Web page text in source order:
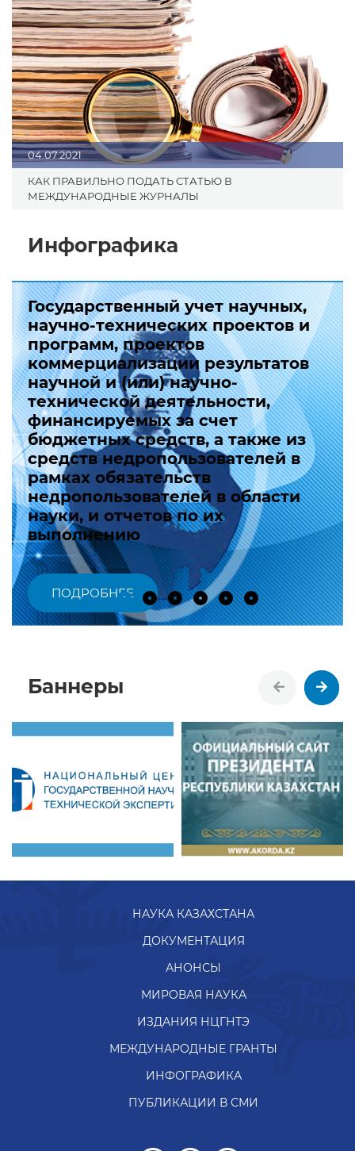
04.07.2021
КАК ПРАВИЛЬНО ПОДАТЬ СТАТЬЮ В
МЕЖДУНАРОДНЫЕ ЖУРНАЛЫ
Инфографика
Государственный учет научных,
научно-технических проектов и
программ, проектов
коммерциализации результатов
научной и (или) научно-
технической деятельности,
финансируемых за счет
бюджетных средств, а также из
средств недропользователей в
рамках обязательств
недропользователей в области
науки, и отчетов по их
выполнению
ПОДРОБНЕЕ
Баннеры
НАУКА КАЗАХСТАНА
ДОКУМЕНТАЦИЯ
АНОНСЫ
МИРОВАЯ НАУКА
ИЗДАНИЯ НЦГНТЭ
МЕЖДУНАРОДНЫЕ ГРАНТЫ
ИНФОГРАФИКА
ПУБЛИКАЦИИ В СМИ